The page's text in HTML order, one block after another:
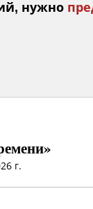
нужно
г.